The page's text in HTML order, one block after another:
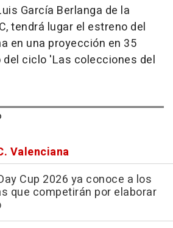
García Berlanga de la
tendrá lugar el estreno del
en una proyección en 35
ciclo 'Las colecciones del
Valenciana
Cup 2026 ya conoce a los
que competirán por elaborar